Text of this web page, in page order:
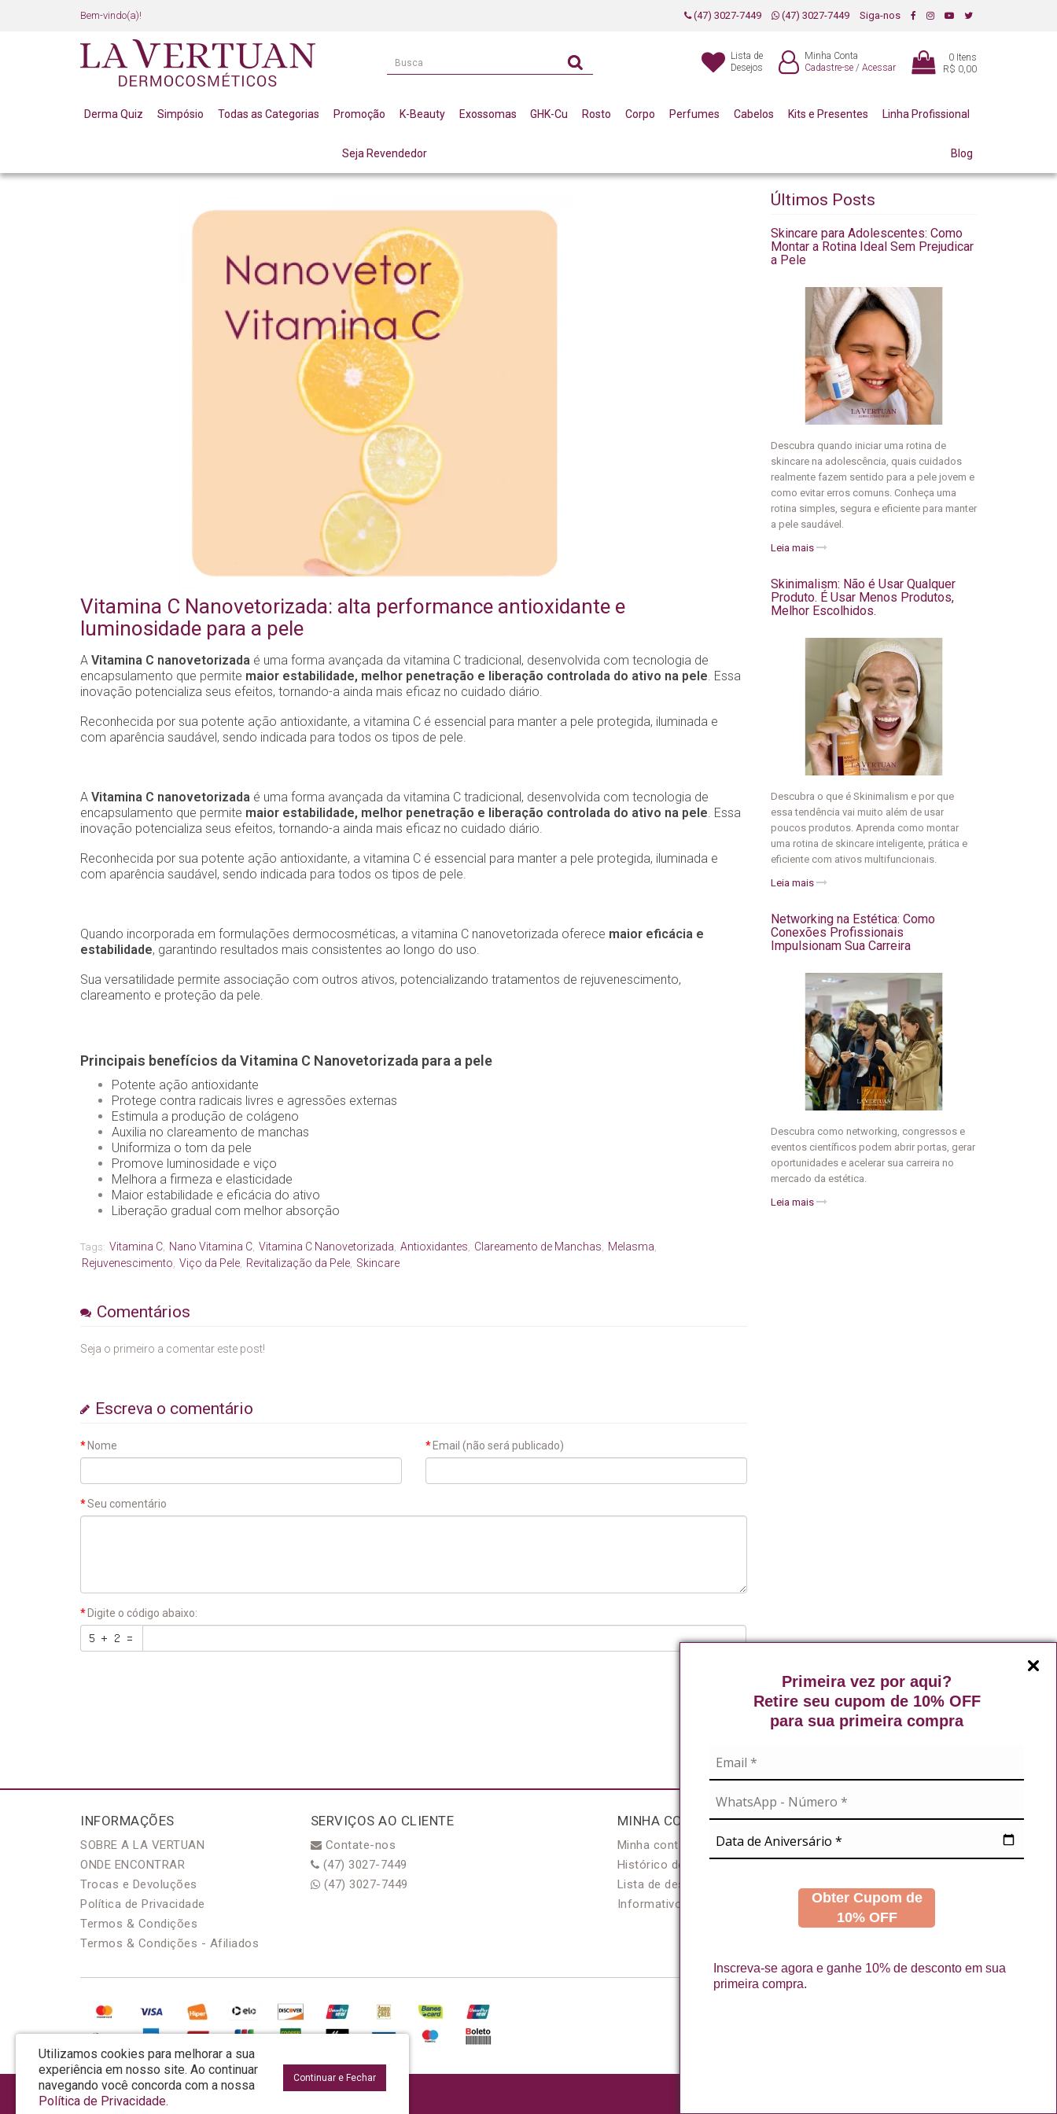
Primeira vez por aqui?
Retire seu cupom de 10% OFF
para sua primeira compra
Obter Cupom de
10% OFF
Inscreva-se agora e ganhe 10% de desconto em sua
primeira compra.
Bem-vindo(a)! (47) 3027-7449 (47) 3027-7449 Siga-nos
Lista de
Desejos
Minha Conta
Cadastre-se / Acessar
0 Itens
R$ 0,00
Derma Quiz Simpósio Todas as Categorias Promoção K-Beauty Exossomas GHK-Cu Rosto Corpo Perfumes Cabelos Kits e Presentes Linha Profissional
Seja Revendedor Blog
VITAMINA C NANOVETORIZADA: ALTA PERFORMANCE ANTIOXIDANTE E LUMINOSIDADE PARA A PELE
Vitamina C Nanovetorizada: alta performance antioxidante e
luminosidade para a pele
A Vitamina C nanovetorizada é uma forma avançada da vitamina C tradicional, desenvolvida com tecnologia de
encapsulamento que permite maior estabilidade, melhor penetração e liberação controlada do ativo na pele. Essa
inovação potencializa seus efeitos, tornando-a ainda mais eficaz no cuidado diário.
Reconhecida por sua potente ação antioxidante, a vitamina C é essencial para manter a pele protegida, iluminada e
com aparência saudável, sendo indicada para todos os tipos de pele.
A Vitamina C nanovetorizada é uma forma avançada da vitamina C tradicional, desenvolvida com tecnologia de
encapsulamento que permite maior estabilidade, melhor penetração e liberação controlada do ativo na pele. Essa
inovação potencializa seus efeitos, tornando-a ainda mais eficaz no cuidado diário.
Reconhecida por sua potente ação antioxidante, a vitamina C é essencial para manter a pele protegida, iluminada e
com aparência saudável, sendo indicada para todos os tipos de pele.
Quando incorporada em formulações dermocosméticas, a vitamina C nanovetorizada oferece maior eficácia e
estabilidade, garantindo resultados mais consistentes ao longo do uso.
Sua versatilidade permite associação com outros ativos, potencializando tratamentos de rejuvenescimento,
clareamento e proteção da pele.
Principais benefícios da Vitamina C Nanovetorizada para a pele
Potente ação antioxidante
Protege contra radicais livres e agressões externas
Estimula a produção de colágeno
Auxilia no clareamento de manchas
Uniformiza o tom da pele
Promove luminosidade e viço
Melhora a firmeza e elasticidade
Maior estabilidade e eficácia do ativo
Liberação gradual com melhor absorção
Tags: Vitamina C, Nano Vitamina C, Vitamina C Nanovetorizada, Antioxidantes, Clareamento de Manchas, Melasma,
Rejuvenescimento, Viço da Pele, Revitalização da Pele, Skincare
Comentários
Seja o primeiro a comentar este post!
Escreva o comentário
Nome Email (não será publicado)
Seu comentário
Digite o código abaixo:
Últimos Posts
Skincare para Adolescentes: Como
Montar a Rotina Ideal Sem Prejudicar
a Pele
Descubra quando iniciar uma rotina de
skincare na adolescência, quais cuidados
realmente fazem sentido para a pele jovem e
como evitar erros comuns. Conheça uma
rotina simples, segura e eficiente para manter
a pele saudável.
Leia mais
Skinimalism: Não é Usar Qualquer
Produto. É Usar Menos Produtos,
Melhor Escolhidos.
Descubra o que é Skinimalism e por que
essa tendência vai muito além de usar
poucos produtos. Aprenda como montar
uma rotina de skincare inteligente, prática e
eficiente com ativos multifuncionais.
Leia mais
Networking na Estética: Como
Conexões Profissionais
Impulsionam Sua Carreira
Descubra como networking, congressos e
eventos científicos podem abrir portas, gerar
oportunidades e acelerar sua carreira no
mercado da estética.
Leia mais
INFORMAÇÕES
SOBRE A LA VERTUAN
ONDE ENCONTRAR
Trocas e Devoluções
Política de Privacidade
Termos & Condições
Termos & Condições - Afiliados
SERVIÇOS AO CLIENTE
Contate-nos
(47) 3027-7449
(47) 3027-7449
MINHA CONTA
Minha conta
Histórico de pedidos
Lista de desejos
Informativo
NOSSAS REDES
Utilizamos cookies para melhorar a sua
experiência em nosso site. Ao continuar
navegando você concorda com a nossa
Política de Privacidade.
Continuar e Fechar
AROMA & MAGIA MANUF DE PROD COSMECEUTICOS LTDA EPP - CNPJ: 81.362.295/0001-48